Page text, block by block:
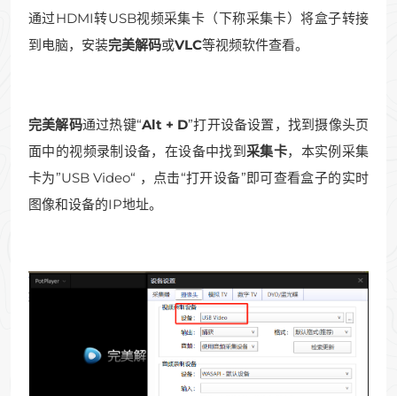
通过HDMI转USB视频采集卡（下称采集卡）将盒子转接
到电脑，安装完美解码或VLC等视频软件查看。
完美解码通过热键“Alt + D”打开设备设置，找到摄像头页
面中的视频录制设备，在设备中找到采集卡，本实例采集
卡为”USB Video“ ，点击“打开设备”即可查看盒子的实时
图像和设备的IP地址。